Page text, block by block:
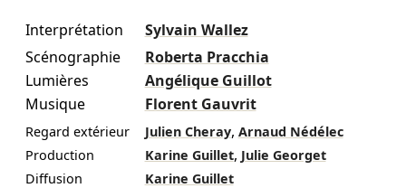
Interprétation
Sylvain Wallez
Scénographie
Roberta Pracchia
Lumières
Angélique Guillot
Musique
Florent Gauvrit
Regard extérieur Julien Cheray, Arnaud Nédélec
Production
Karine Guillet, Julie Georget
Diffusion
Karine Guillet